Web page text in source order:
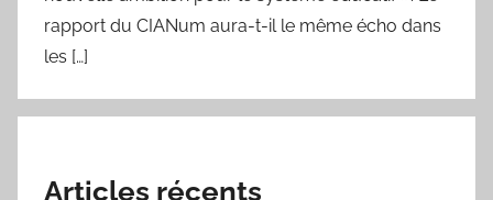
rapport du CIANum aura-t-il le même écho dans
les […]
Articles récents